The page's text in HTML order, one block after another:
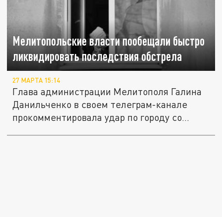
Мелитопольские власти пообещали быстро
ликвидировать последствия обстрела
27 МАРТА 15:14
Глава администрации Мелитополя Галина
Данильченко в своем телеграм-канале
прокомментировала удар по городу со...